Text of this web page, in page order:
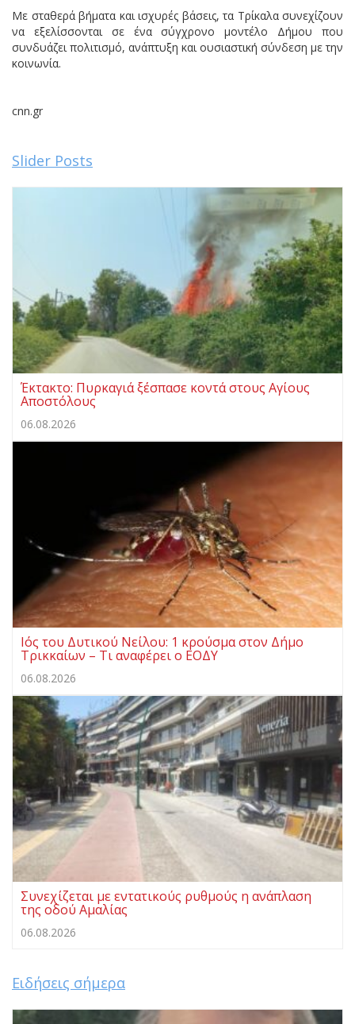
Με σταθερά βήματα και ισχυρές βάσεις, τα Τρίκαλα συνεχίζουν
να εξελίσσονται σε ένα σύγχρονο μοντέλο Δήμου που
συνδυάζει πολιτισμό, ανάπτυξη και ουσιαστική σύνδεση με την
κοινωνία.
cnn.gr
Slider Posts
Έκτακτο: Πυρκαγιά ξέσπασε κοντά στους Αγίους
Αποστόλους
06.08.2026
Ιός του Δυτικού Νείλου: 1 κρούσμα στον Δήμο
Τρικκαίων – Τι αναφέρει ο ΕΟΔΥ
06.08.2026
Συνεχίζεται με εντατικούς ρυθμούς η ανάπλαση
της οδού Αμαλίας
06.08.2026
Ειδήσεις σήμερα